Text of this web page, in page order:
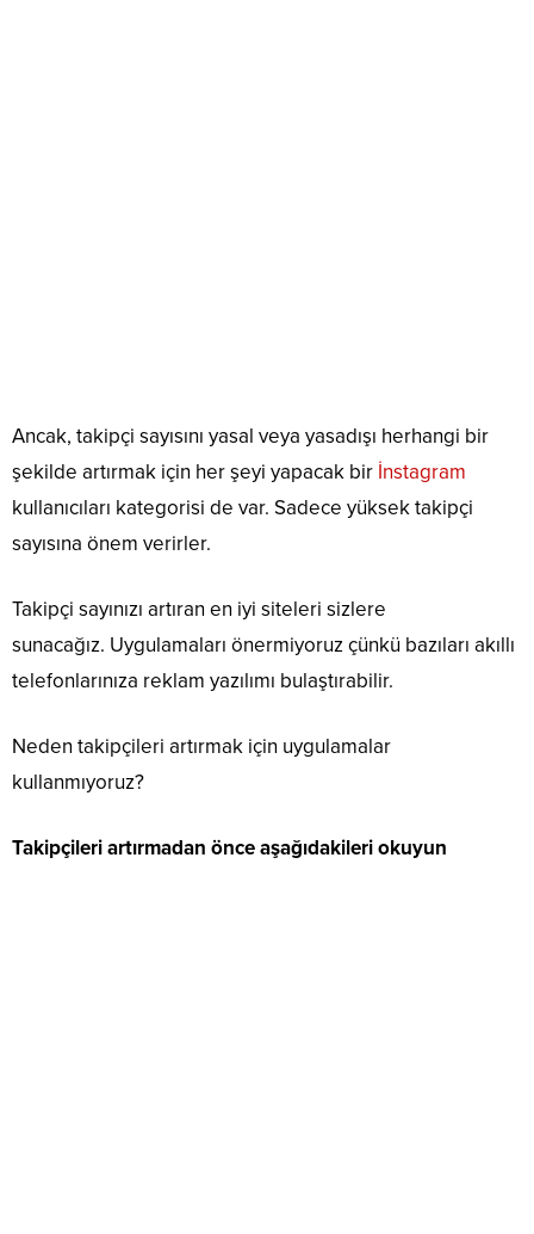
Ancak, takipçi sayısını yasal veya yasadışı herhangi bir
şekilde artırmak için her şeyi yapacak bir İnstagram
kullanıcıları kategorisi de var. Sadece yüksek takipçi
sayısına önem verirler.
Takipçi sayınızı artıran en iyi siteleri sizlere
sunacağız. Uygulamaları önermiyoruz çünkü bazıları akıllı
telefonlarınıza reklam yazılımı bulaştırabilir.
Neden takipçileri artırmak için uygulamalar
kullanmıyoruz?
Takipçileri artırmadan önce aşağıdakileri okuyun